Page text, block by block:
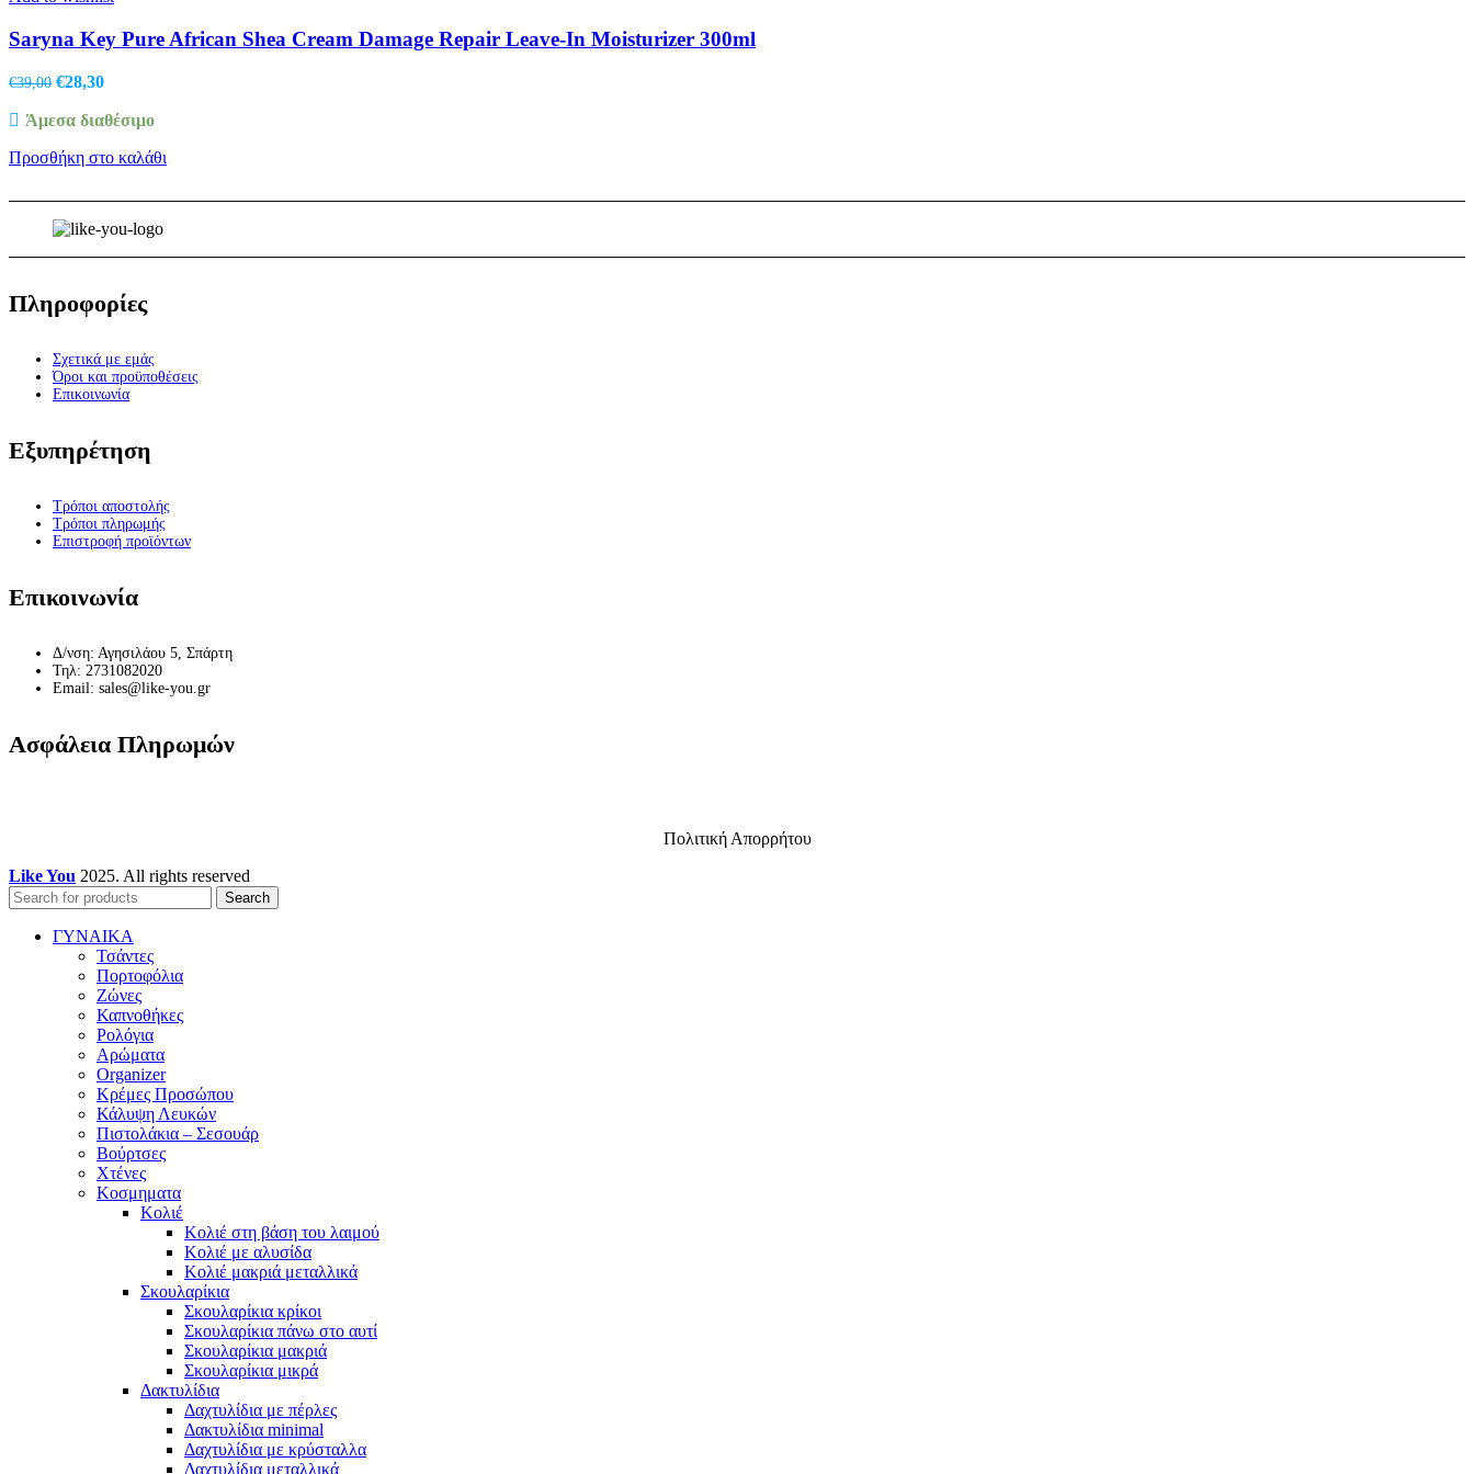
Saryna Key Pure African Shea Cream Damage Repair Leave-In Moisturizer 300ml
€39,00 Original
was:
€28,30Η
τιμή
€28,30.
Άμεσα διαθέσιμο
Προσθήκη στο καλάθι
Πληροφορίες
Σχετικά με εμάς
Όροι και προϋποθέσεις
Επικοινωνία
Εξυπηρέτηση
Τρόποι αποστολής
Τρόποι πληρωμής
Επιστροφή προϊόντων
Επικοινωνία
Δ/νση: Αγησιλάου 5, Σπάρτη
Τηλ: 2731082020
Email: sales@like-you.gr
Ασφάλεια Πληρωμών
Πολιτική Απορρήτου
Like You 2025. All rights reserved
Search
ΓΥΝΑΙΚΑ
Τσάντες
Πορτοφόλια
Ζώνες
Καπνοθήκες
Ρολόγια
Αρώματα
Organizer
Κρέμες Προσώπου
Κάλυψη Λευκών
Πιστολάκια – Σεσουάρ
Βούρτσες
Χτένες
Κοσμηματα
Κολιέ
Κολιέ στη βάση του λαιμού
Κολιέ με αλυσίδα
Κολιέ μακριά μεταλλικά
Σκουλαρίκια
Σκουλαρίκια κρίκοι
Σκουλαρίκια πάνω στο αυτί
Σκουλαρίκια μακριά
Σκουλαρίκια μικρά
Δακτυλίδια
Δαχτυλίδια με πέρλες
Δακτυλίδια minimal
Δαχτυλίδια με κρύσταλλα
Δαχτυλίδια μεταλλικά